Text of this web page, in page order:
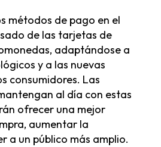
métodos de pago en el
de las tarjetas de
adaptándose a
y a las nuevas
consumidores. Las
al día con estas
ofrecer una mejor
aumentar la
a un público más amplio.